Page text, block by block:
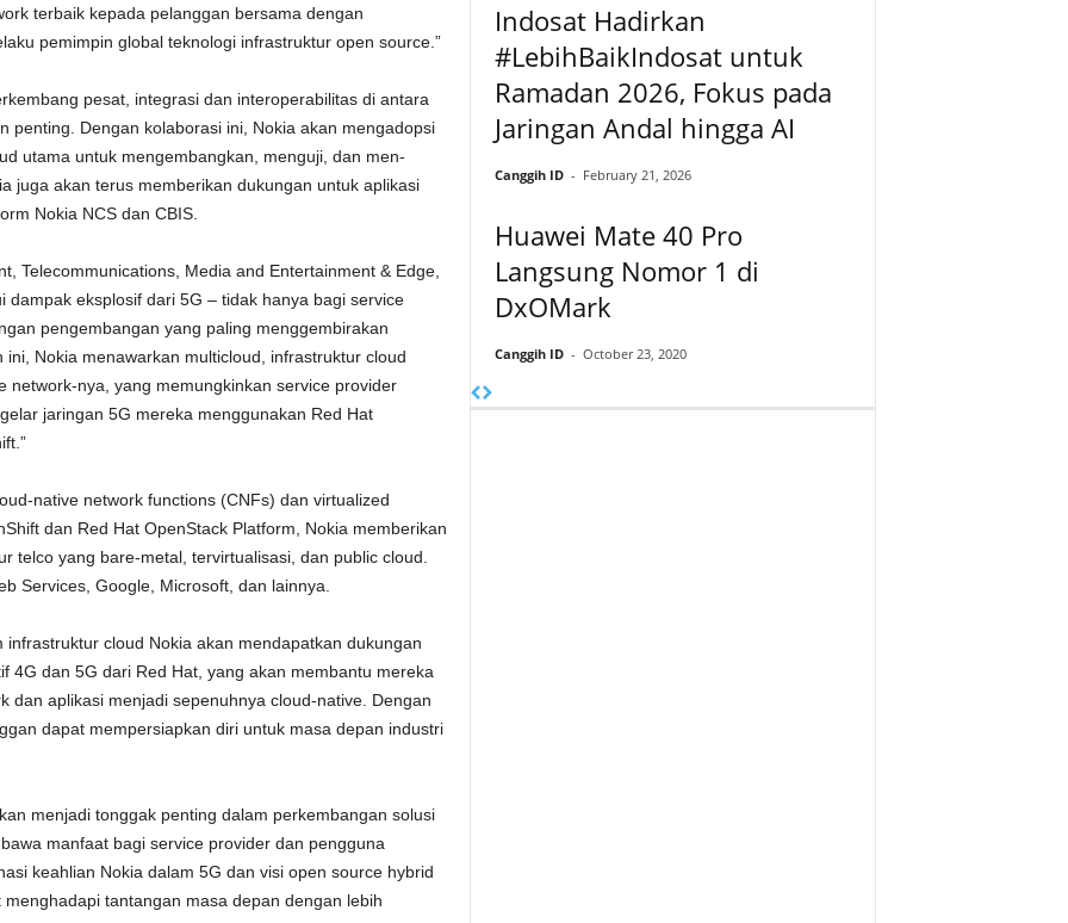
terbaik kepada pelanggan bersama dengan
pemimpin global teknologi infrastruktur open source.”
pesat, integrasi dan interoperabilitas di antara
penting. Dengan kolaborasi ini, Nokia akan mengadopsi
utama untuk mengembangkan, menguji, dan men-
juga akan terus memberikan dukungan untuk aplikasi
Nokia NCS dan CBIS.
Telecommunications, Media and Entertainment & Edge,
dampak eksplosif dari 5G – tidak hanya bagi service
pengembangan yang paling menggembirakan
Nokia menawarkan multicloud, infrastruktur cloud
network-nya, yang memungkinkan service provider
jaringan 5G mereka menggunakan Red Hat
native network functions (CNFs) dan virtualized
dan Red Hat OpenStack Platform, Nokia memberikan
telco yang bare-metal, tervirtualisasi, dan public cloud.
Services, Google, Microsoft, dan lainnya.
cloud Nokia akan mendapatkan dukungan
4G dan 5G dari Red Hat, yang akan membantu mereka
dan aplikasi menjadi sepenuhnya cloud-native. Dengan
dapat mempersiapkan diri untuk masa depan industri
menjadi tonggak penting dalam perkembangan solusi
manfaat bagi service provider dan pengguna
keahlian Nokia dalam 5G dan visi open source hybrid
tantangan masa depan dengan lebih
Indosat Hadirkan
#LebihBaikIndosat untuk
Ramadan 2026, Fokus pada
Jaringan Andal hingga AI
Canggih ID - February 21, 2026
Huawei Mate 40 Pro
Langsung Nomor 1 di
DxOMark
Canggih ID - October 23, 2020